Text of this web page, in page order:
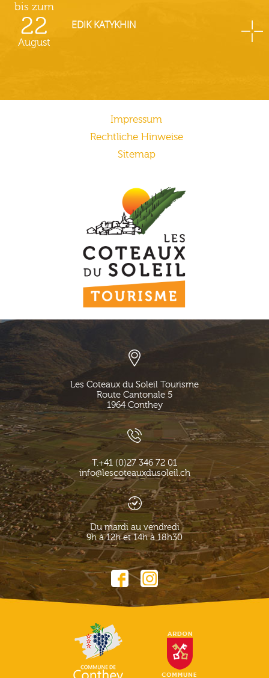
bis zum
22
August
EDIK KATYKHIN
Impressum
Rechtliche Hinweise
Sitemap
Les Coteaux du Soleil Tourisme
Route Cantonale 5
1964 Conthey
T.+41 (0)27 346 72 01
info@lescoteauxdusoleil.ch
Du mardi au vendredi
9h à 12h et 14h à 18h30